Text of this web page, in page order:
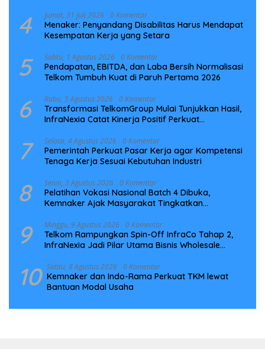
4 Jumat, 31 Juli 2026 0 Komentar
Menaker: Penyandang Disabilitas Harus Mendapat
Kesempatan Kerja yang Setara
5 Sabtu, 1 Agustus 2026 0 Komentar
Pendapatan, EBITDA, dan Laba Bersih Normalisasi
Telkom Tumbuh Kuat di Paruh Pertama 2026
6 Rabu, 5 Agustus 2026 0 Komentar
Transformasi TelkomGroup Mulai Tunjukkan Hasil,
InfraNexia Catat Kinerja Positif Perkuat
7 Selasa, 4 Agustus 2026 0 Komentar
Pemerintah Perkuat Pasar Kerja agar Kompetensi
Tenaga Kerja Sesuai Kebutuhan Industri
8 Senin, 3 Agustus 2026 0 Komentar
Pelatihan Vokasi Nasional Batch 4 Dibuka,
Kemnaker Ajak Masyarakat Tingkatkan
9 Minggu, 9 Agustus 2026 0 Komentar
Telkom Rampungkan Spin-Off InfraCo Tahap 2,
InfraNexia Jadi Pilar Utama Bisnis Wholesale
10 Sabtu, 8 Agustus 2026 0 Komentar
Kemnaker dan Indo-Rama Perkuat TKM lewat
Bantuan Modal Usaha